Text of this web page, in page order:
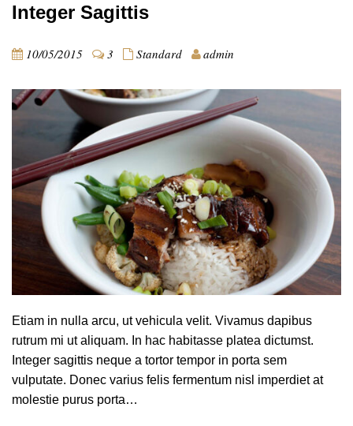
Integer Sagittis
10/05/2015 3 Standard admin
Etiam in nulla arcu, ut vehicula velit. Vivamus dapibus
rutrum mi ut aliquam. In hac habitasse platea dictumst.
Integer sagittis neque a tortor tempor in porta sem
vulputate. Donec varius felis fermentum nisl imperdiet at
molestie purus porta…